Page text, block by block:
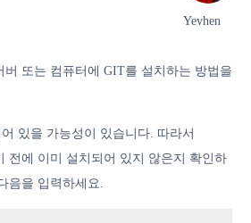
Yevhen
버 또는 컴퓨터에 GIT를 설치하는 방법을
있을 가능성이 있습니다. 따라서
전에 이미 설치되어 있지 않은지 확인하
음을 입력하세요.